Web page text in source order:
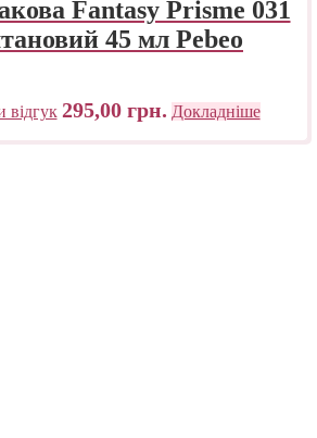
Fantasy Prisme 031
45 мл Pebeo
відгук 295,00 грн. Докладніше